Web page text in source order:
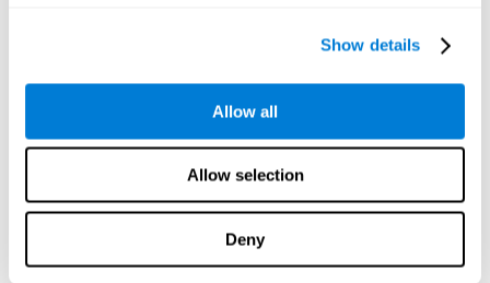
Show details
Allow all
Allow selection
Deny
Escaneo visual:Al localizar los blancos que van cayendo del
cielo, estamos realizando un escaneo visual y, por tanto,
puede ayudarnos en diversas actividades de nuestra vida
diaria, como buscar objetos con la mirada, como cuando
tenemos que buscar un ingrediente en el frigorífico, o
nuestro vehículo en el parking.